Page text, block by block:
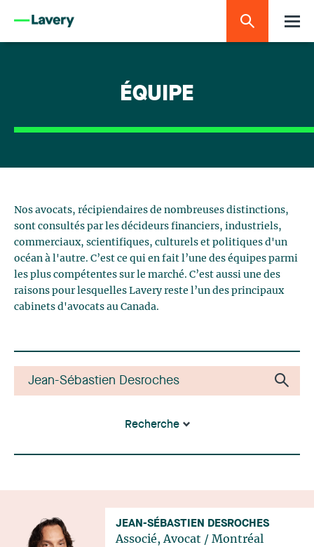
ÉQUIPE
Nos avocats, récipiendaires de nombreuses distinctions,
sont consultés par les décideurs financiers, industriels,
commerciaux, scientifiques, culturels et politiques d'un
océan à l'autre. C’est ce qui en fait l’une des équipes parmi
les plus compétentes sur le marché. C’est aussi une des
raisons pour lesquelles Lavery reste l’un des principaux
cabinets d'avocats au Canada.
Recherche
JEAN-SÉBASTIEN DESROCHES
Associé, Avocat / Montréal